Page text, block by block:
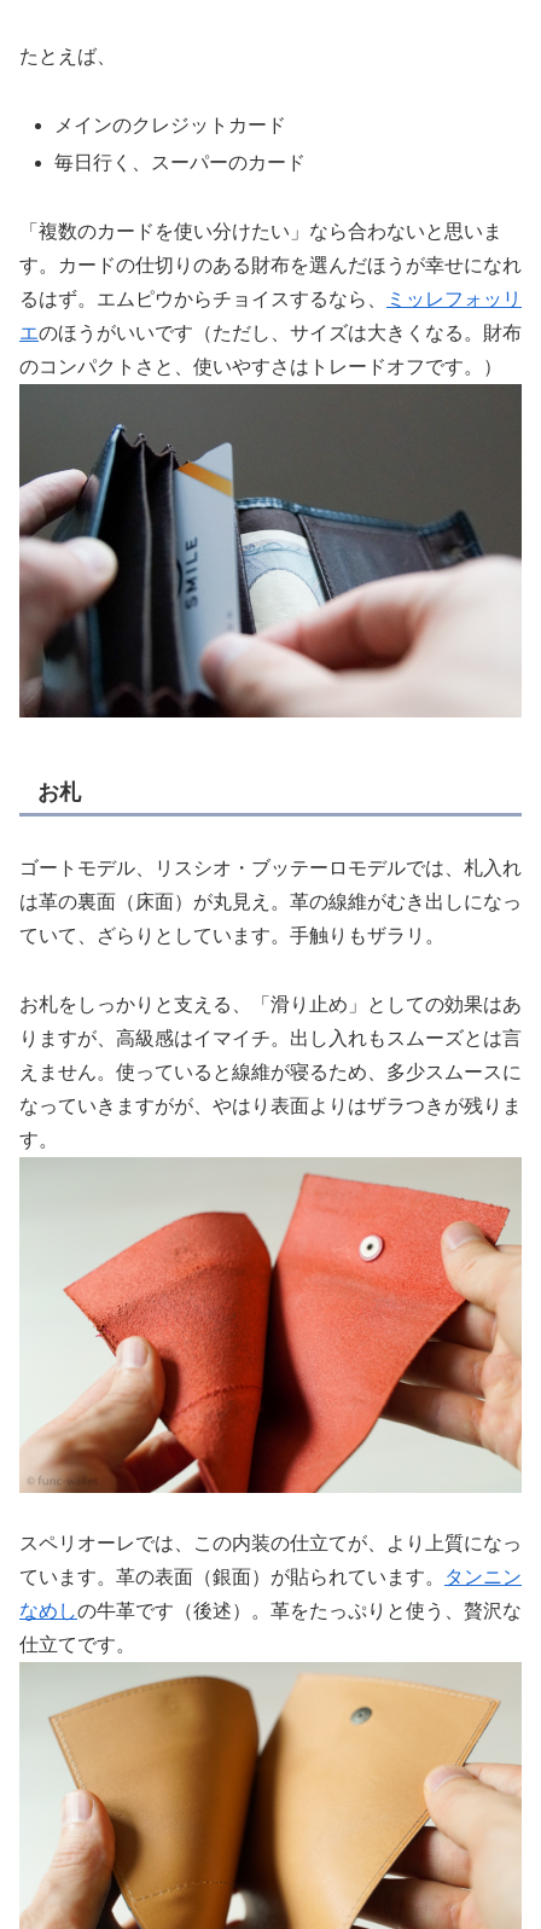
たとえば、
メインのクレジットカード
毎日行く、スーパーのカード
「複数のカードを使い分けたい」なら合わないと思いま
す。カードの仕切りのある財布を選んだほうが幸せになれ
るはず。エムピウからチョイスするなら、
ミッレフォッリ
エのほうがいいです（ただし、サイズは大きくなる。財布
のコンパクトさと、使いやすさはトレードオフです。）
お札
ゴートモデル、リスシオ・ブッテーロモデルでは、札入れ
は革の裏面（床面）が丸見え。革の線維がむき出しになっ
ていて、ざらりとしています。手触りもザラリ。
お札をしっかりと支える、「滑り止め」としての効果はあ
りますが、高級感はイマイチ。出し入れもスムーズとは言
えません。使っていると線維が寝るため、多少スムースに
なっていきますがが、やはり表面よりはザラつきが残りま
す。
スペリオーレでは、この内装の仕立てが、より上質になっ
ています。革の表面（銀面）が貼られています。
タンニン
なめしの牛革です（後述）。革をたっぷりと使う、贅沢な
仕立てです。